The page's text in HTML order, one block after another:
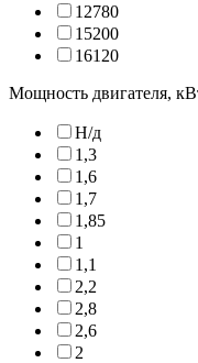
12780
15200
16120
Мощность двигателя,
Н/д
1,3
1,6
1,7
1,85
1
1,1
2,2
2,8
2,6
2